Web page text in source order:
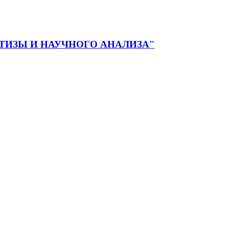
И НАУЧНОГО АНАЛИЗА"